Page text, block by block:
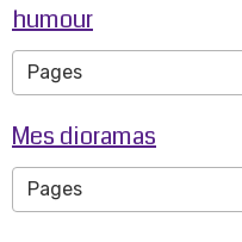
humour
Mes dioramas